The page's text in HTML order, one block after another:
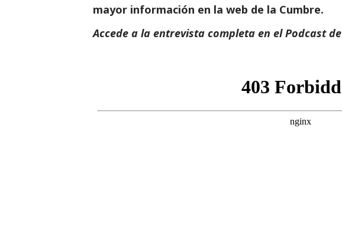
mayor información en la web de la Cumbre.
Accede a la entrevista completa en el Podcast de